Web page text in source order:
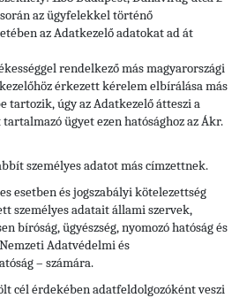
az ügyfelekkel történő
az Adatkezelő adatokat ad át
rendelkező más magyarországi
érkezett kérelem elbírálása más
tartozik, úgy az Adatkezelő átteszi a
ügyet ezen hatósághoz az Ákr.
személyes adatot más címzettnek.
esetben és jogszabályi kötelezettség
személyes adatait állami szervek,
bíróság, ügyészség, nyomozó hatóság és
Adatvédelmi és
– számára.
cél érdekében adatfeldolgozóként veszi